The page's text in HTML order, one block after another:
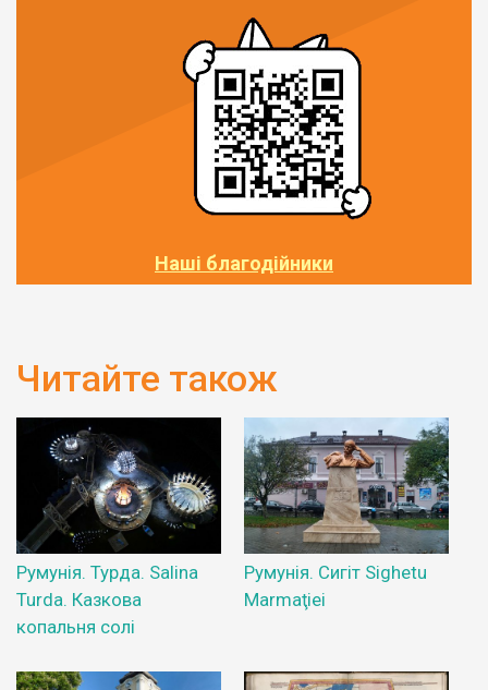
Наші благодійники
Читайте також
Румунія. Турда. Salina
Turda. Казкова
копальня солі
Румунія. Сигіт Sighetu
Marmaţiei